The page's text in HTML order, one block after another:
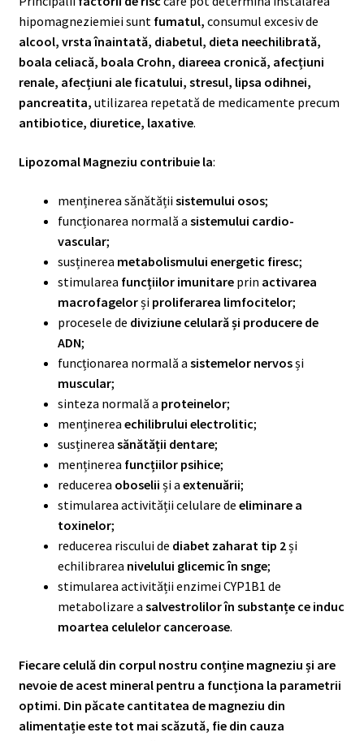
hipomagneziemiei suntfumatul, consumul excesiv de
alcool, vrsta înaintată, diabetul, dieta neechilibrată,
boala celiacă, boala Crohn, diareea cronică, afecțiuni
renale, afecțiuni ale ficatului, stresul, lipsa odihnei,
pancreatita, utilizarea repetată de medicamente precum
antibiotice, diuretice, laxative.
Lipozomal Magneziu contribuie la:
menținerea sănătățiisistemului osos;
funcționarea normală a sistemului cardio-
vascular;
susținerea metabolismului energetic firesc;
stimularea funcțiilor imunitareprin activarea
macrofagelorși proliferarea limfocitelor;
procesele de diviziune celulară și producere de
ADN;
funcționarea normală a sistemelor nervosși
muscular;
sinteza normală a proteinelor;
menținerea echilibrului electrolitic;
susținerea sănătății dentare;
menținerea funcțiilor psihice;
reducerea oboselii și a extenuării;
stimularea activității celulare de eliminare a
toxinelor;
reducerea riscului de diabet zaharat tip 2și
echilibrarea nivelului glicemic în snge;
stimularea activității enzimei CYP1B1 de
metabolizare a salvestrolilor în substanțe ce induc
moartea celulelor canceroase.
Fiecare celulă din corpul nostru conține magneziu și are
nevoie de acest mineral pentru a funcționa la parametrii
optimi. Din păcate cantitatea de magneziu din
alimentație este tot mai scăzută, fie din cauza